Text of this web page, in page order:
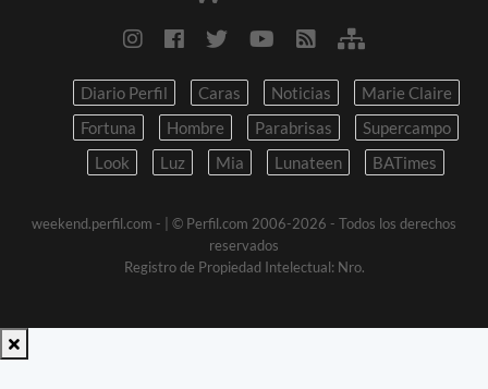
Diario Perfil Caras Noticias
Marie Claire
Fortuna
Hombre Parabrisas
Supercampo
Look
Luz Mia Lunateen BATimes
weekend.perfil.com -
| © Perfil.com 2006-2026 - Todos los derechos
reservados
Registro de Propiedad Intelectual: Nro.